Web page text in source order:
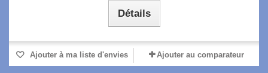
Détails
Ajouter à ma liste d'envies Ajouter au comparateur